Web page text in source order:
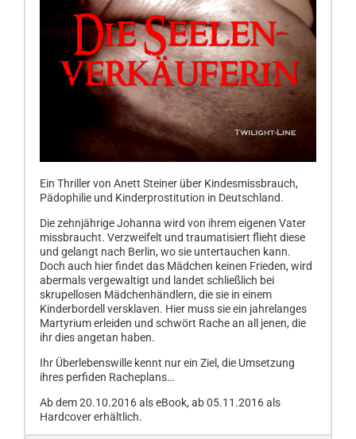
Ein Thriller von Anett Steiner über Kindesmissbrauch,
Pädophilie und Kinderprostitution in Deutschland.
Die zehnjährige Johanna wird von ihrem eigenen Vater
missbraucht. Verzweifelt und traumatisiert flieht diese
und gelangt nach Berlin, wo sie untertauchen kann.
Doch auch hier findet das Mädchen keinen Frieden, wird
abermals vergewaltigt und landet schließlich bei
skrupellosen Mädchenhändlern, die sie in einem
Kinderbordell versklaven. Hier muss sie ein jahrelanges
Martyrium erleiden und schwört Rache an all jenen, die
ihr dies angetan haben.
Ihr Überlebenswille kennt nur ein Ziel, die Umsetzung
ihres perfiden Racheplans…
Ab dem 20.10.2016 als eBook, ab 05.11.2016 als
Hardcover erhältlich.